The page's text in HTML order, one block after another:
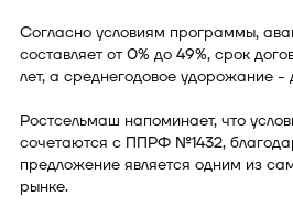
Согласно условиям программы,
составляет от 0% до 49%, срок
лет, а среднегодовое удорожание -
Ростсельмаш напоминает, что
сочетаются с ППРФ №1432,
предложение является одним из
рынке.